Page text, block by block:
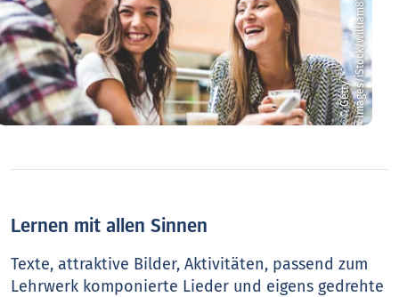
©
G
e
t
t
y
I
m
a
g
e
s
/
i
S
t
o
c
k
/
w
i
l
l
i
a
m
87
Lernen mit allen Sinnen
Texte, attraktive Bilder, Aktivitäten, passend zum
Lehrwerk komponierte Lieder und eigens gedrehte